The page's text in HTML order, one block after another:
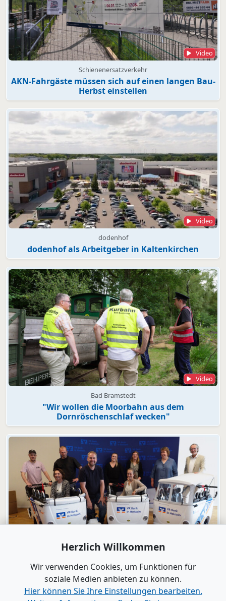
Video
Schienenersatzverkehr
AKN-Fahrgäste müssen sich auf einen langen Bau-
Herbst einstellen
Video
dodenhof
dodenhof als Arbeitgeber in Kaltenkirchen
Video
Bad Bramstedt
"Wir wollen die Moorbahn aus dem
Dornröschenschlaf wecken"
Engagement
VR Bank in Holstein macht KiTas mobil!
Herzlich Willkommen
Wir verwenden Cookies, um Funktionen für
soziale Medien anbieten zu können.
Hier können Sie Ihre Einstellungen bearbeiten.